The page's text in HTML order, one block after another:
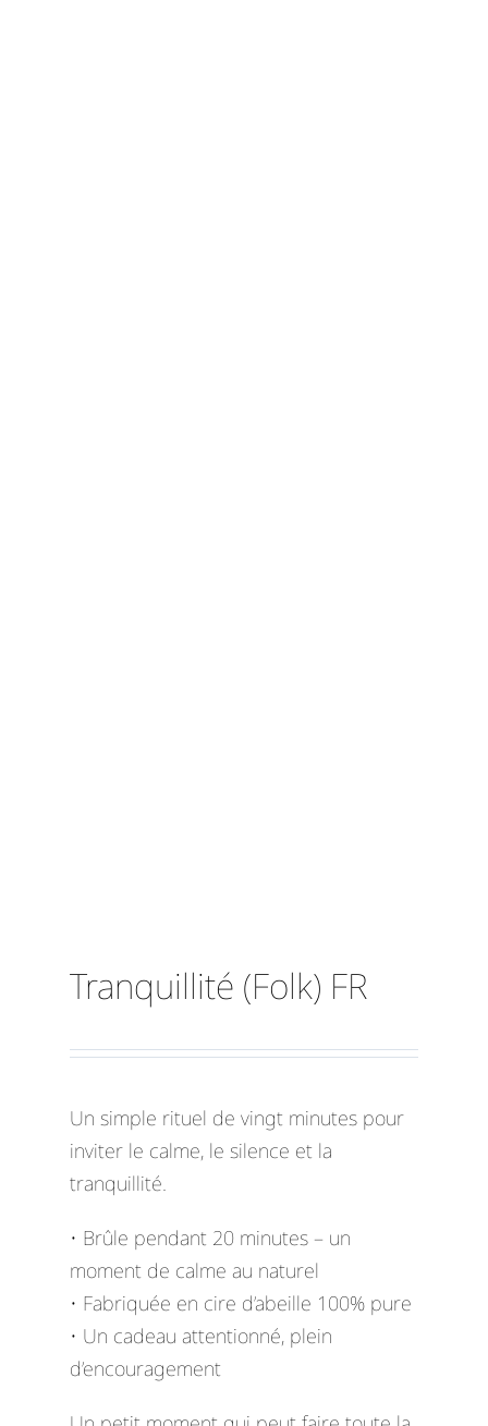
Tranquillité (Folk) FR
Un simple rituel de vingt minutes pour
inviter le calme, le silence et la
tranquillité.
• Brûle pendant 20 minutes – un
moment de calme au naturel
• Fabriquée en cire d’abeille 100% pure
• Un cadeau attentionné, plein
d’encouragement